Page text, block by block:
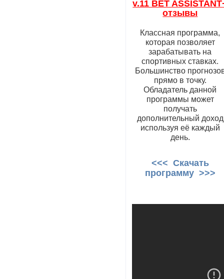
v.11 BET
отзывы
Классная программа,
которая позволяет
зарабатывать на
спортивных ставках.
Большинство
прямо в точку.
Обладатель данной
программы может
получать
дополнительный доход
используя её каждый
день.
<<< Скачать
программу >>>